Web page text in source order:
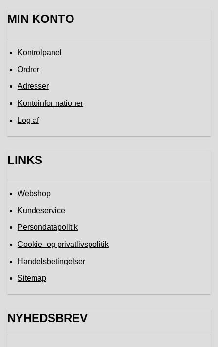
MIN KONTO
Kontrolpanel
Ordrer
Adresser
Kontoinformationer
Log af
LINKS
Webshop
Kundeservice
Persondatapolitik
Cookie- og privatlivspolitik
Handelsbetingelser
Sitemap
NYHEDSBREV